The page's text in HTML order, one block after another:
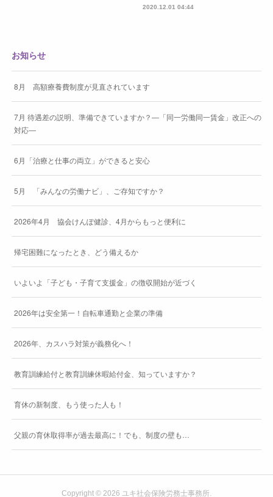
2020.12.01 04:44
お知らせ
8月 高額療養費制度が見直されています
7月 待遇差の説明、準備できていますか？―「同一労働同一賃金」改正への
対応―
6月「治療と仕事の両立」ができると安心
5月 「みんなの労働ナビ」、ご存知ですか？
2026年4月 協会けんぽ健診、4月からもっと便利に
帰宅困難になったとき、どう備えるか
いよいよ「子ども・子育て支援金」の徴収開始が近づく
2026年は安全第一！自転車通勤と企業の準備
2026年、カスハラ対策が義務化へ！
教育訓練給付と教育訓練休暇給付金、知っていますか？
育休の新制度、もう使った人も！
父親の育休取得率が過去最高に！でも、制度の壁も…
Copyright © 2026 ユキ社会保険労務士事務所.